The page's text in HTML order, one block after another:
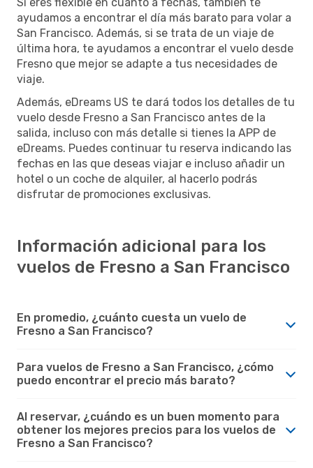
ayudamos a encontrar el día más barato para volar a
San Francisco. Además, si se trata de un viaje de
última hora, te ayudamos a encontrar el vuelo desde
Fresno que mejor se adapte a tus necesidades de
viaje.
Además, eDreams US te dará todos los detalles de tu
vuelo desde Fresno a San Francisco antes de la
salida, incluso con más detalle si tienes la APP de
eDreams. Puedes continuar tu reserva indicando las
fechas en las que deseas viajar e incluso añadir un
hotel o un coche de alquiler, al hacerlo podrás
disfrutar de promociones exclusivas.
Información adicional para los
vuelos de Fresno a San Francisco
En promedio, ¿cuánto cuesta un vuelo de
Fresno a San Francisco?
Para vuelos de Fresno a San Francisco, ¿cómo
puedo encontrar el precio más barato?
Al reservar, ¿cuándo es un buen momento para
obtener los mejores precios para los vuelos de
Fresno a San Francisco?